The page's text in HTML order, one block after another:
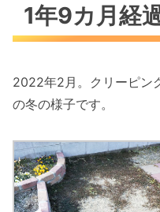
1年9カ月経
2022年2月。クリーピン
の冬の様子です。